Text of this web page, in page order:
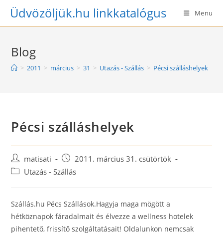
SkipÜdvözöljük.hu linkkatalógus Menu
Blog
> 2011 > március > 31 > Utazás - Szállás > Pécsi szálláshelyek
Pécsi szálláshelyek
Post
author:
matisati
Post
published:
2011. március 31. csütörtök
PostUtazás - Szállás
Szállás.hu Pécs Szállások.Hagyja maga mögött a
hétköznapok fáradalmait és élvezze a wellness hotelek
pihentető, frissítő szolgáltatásait! Oldalunkon nemcsak